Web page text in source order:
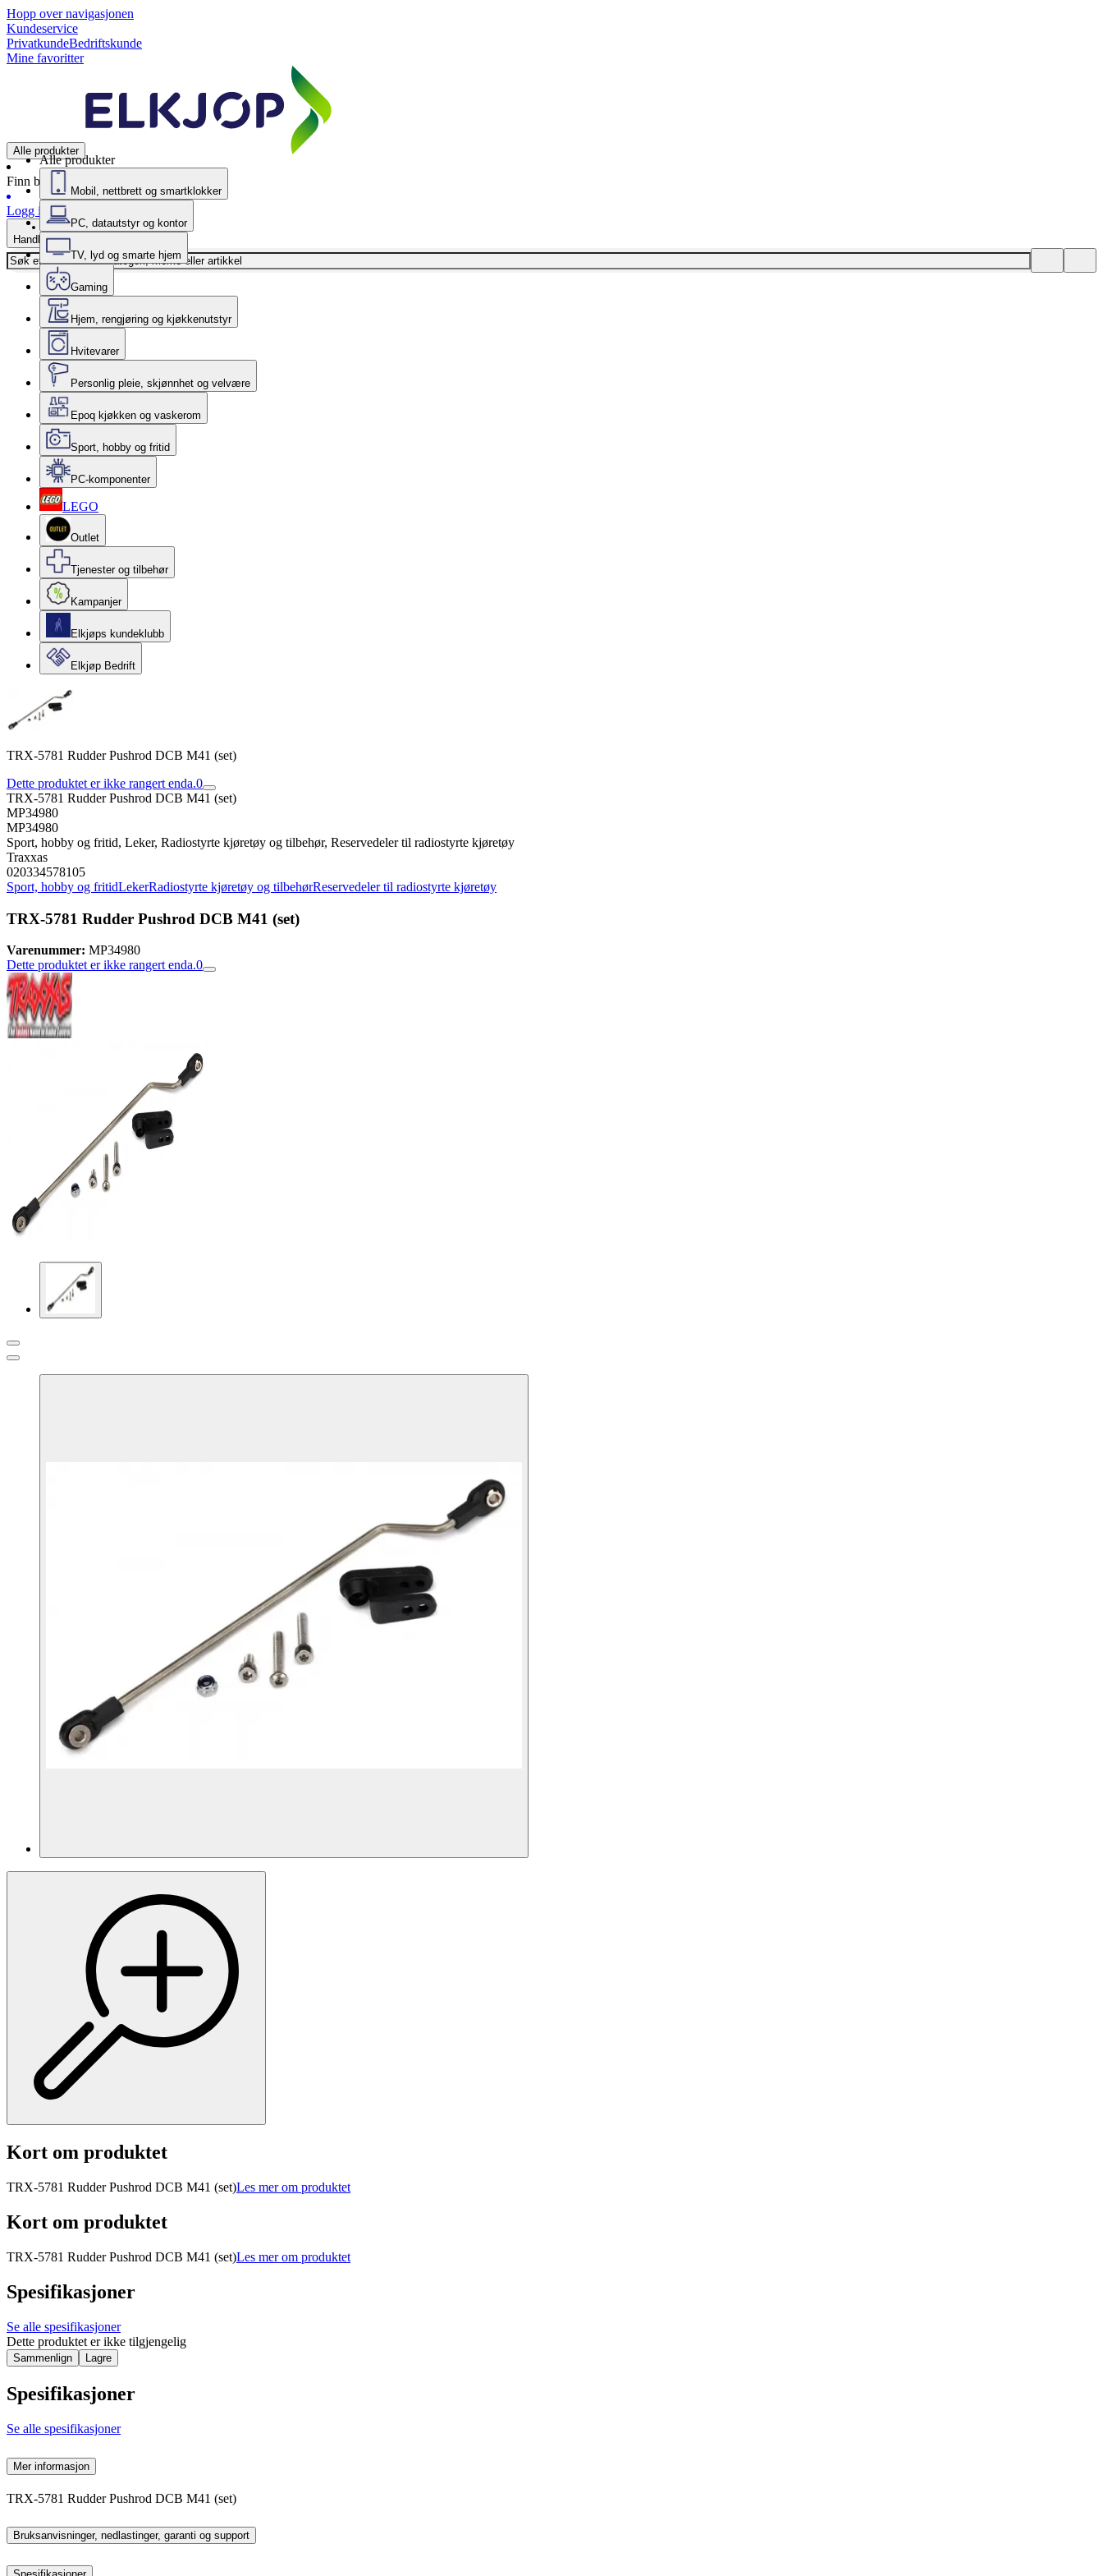
Hopp over navigasjonen
Kundeservice
PrivatkundeBedriftskunde
Mine favoritter
Alle produkter
Finn butikk
Logg inn
Handlekurv
Alle produkter
Mobil, nettbrett og smartklokker
PC, datautstyr og kontor
TV, lyd og smarte hjem
Gaming
Hjem, rengjøring og kjøkkenutstyr
Hvitevarer
Personlig pleie, skjønnhet og velvære
Epoq kjøkken og vaskerom
Sport, hobby og fritid
PC-komponenter
LEGO
Outlet
Tjenester og tilbehør
Kampanjer
Elkjøps kundeklubb
Elkjøp Bedrift
TRX-5781 Rudder Pushrod DCB M41 (set)
Dette produktet er ikke rangert enda.0
TRX-5781 Rudder Pushrod DCB M41 (set)
MP34980
MP34980
Sport, hobby og fritid, Leker, Radiostyrte kjøretøy og tilbehør, Reservedeler til radiostyrte kjøretøy
Traxxas
020334578105
Sport, hobby og fritidLekerRadiostyrte kjøretøy og tilbehørReservedeler til radiostyrte kjøretøy
TRX-5781 Rudder Pushrod DCB M41 (set)
Varenummer: MP34980
Dette produktet er ikke rangert enda.0
Kort om produktet
TRX-5781 Rudder Pushrod DCB M41 (set)Les mer om produktet
Kort om produktet
TRX-5781 Rudder Pushrod DCB M41 (set)Les mer om produktet
Spesifikasjoner
Se alle spesifikasjoner
Dette produktet er ikke tilgjengelig
Sammenlign Lagre
Spesifikasjoner
Se alle spesifikasjoner
Mer informasjon
TRX-5781 Rudder Pushrod DCB M41 (set)
Bruksanvisninger, nedlastinger, garanti og support